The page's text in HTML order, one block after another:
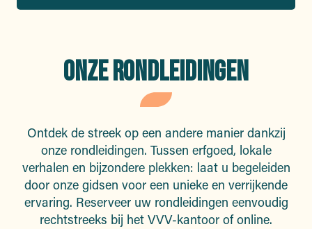
ONZE RONDLEIDINGEN
Ontdek de streek op een andere manier dankzij
onze rondleidingen. Tussen erfgoed, lokale
verhalen en bijzondere plekken: laat u begeleiden
door onze gidsen voor een unieke en verrijkende
ervaring. Reserveer uw rondleidingen eenvoudig
rechtstreeks bij het VVV-kantoor of online.